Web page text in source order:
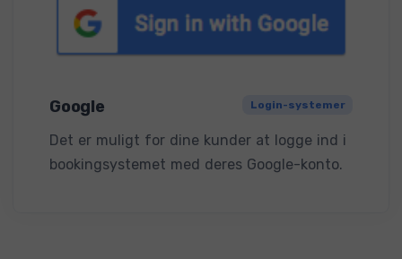
Google Login-systemer
Det er muligt for dine kunder at logge ind i
bookingsystemet med deres Google-konto.